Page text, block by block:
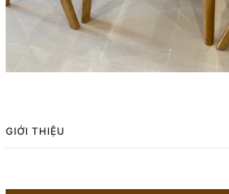
GIỚI THIỆU